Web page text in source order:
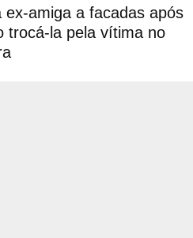
ex-amiga a facadas após
trocá-la pela vítima no